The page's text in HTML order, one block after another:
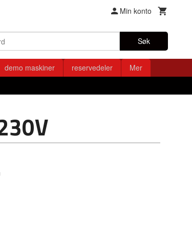
Min konto
Søk
demo maskiner reservedeler Mer